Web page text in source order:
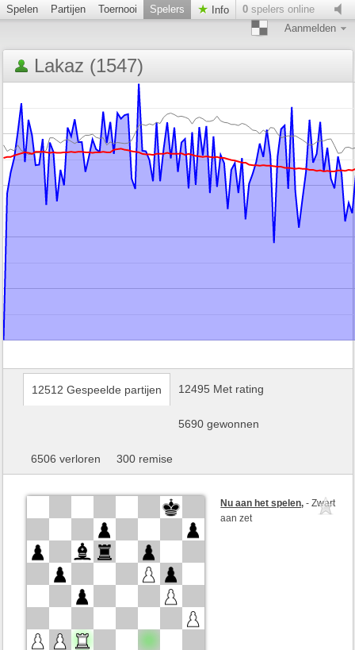
Spelen Partijen Toernooi Spelers Info 0 spelers online
Aanmelden
Lakaz (1547)
12512 Gespeelde partijen 12495 Met rating
5690 gewonnen
6506 verloren 300 remise
Nu aan het spelen,- Zwart
aan zet